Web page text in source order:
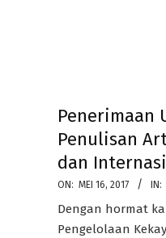
Penerimaan
Penulisan
dan
2017-
05-
16
ON: MEI 16, 2017 IN:
Dengan hormat
Pengelolaan